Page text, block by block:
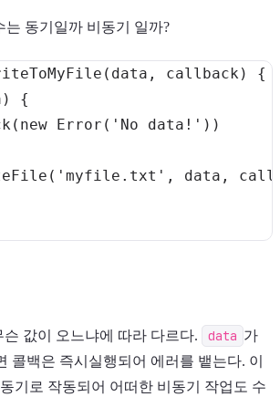
는 동기일까 비동기 일까?
( data , callback )
{
)
{
( new Error ( 'No data!' ) )
( 'myfile.txt' , data ,
슨 값이 오느냐에 따라 다르다. data 가
콜백은 즉시실행되어 에러를 뱉는다. 이
기로 작동되어 어떠한 비동기 작업도 수